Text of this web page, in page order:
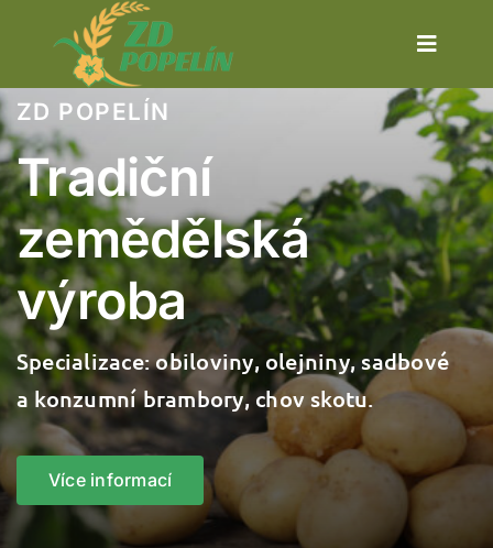
Toggle
O nás
Aktuality
Výroby
Kontakt
ZD POPELÍN
Tradiční
zemědělská
výroba
Specializace: obiloviny, olejniny, sadbové
a konzumní brambory, chov skotu.
Více informací